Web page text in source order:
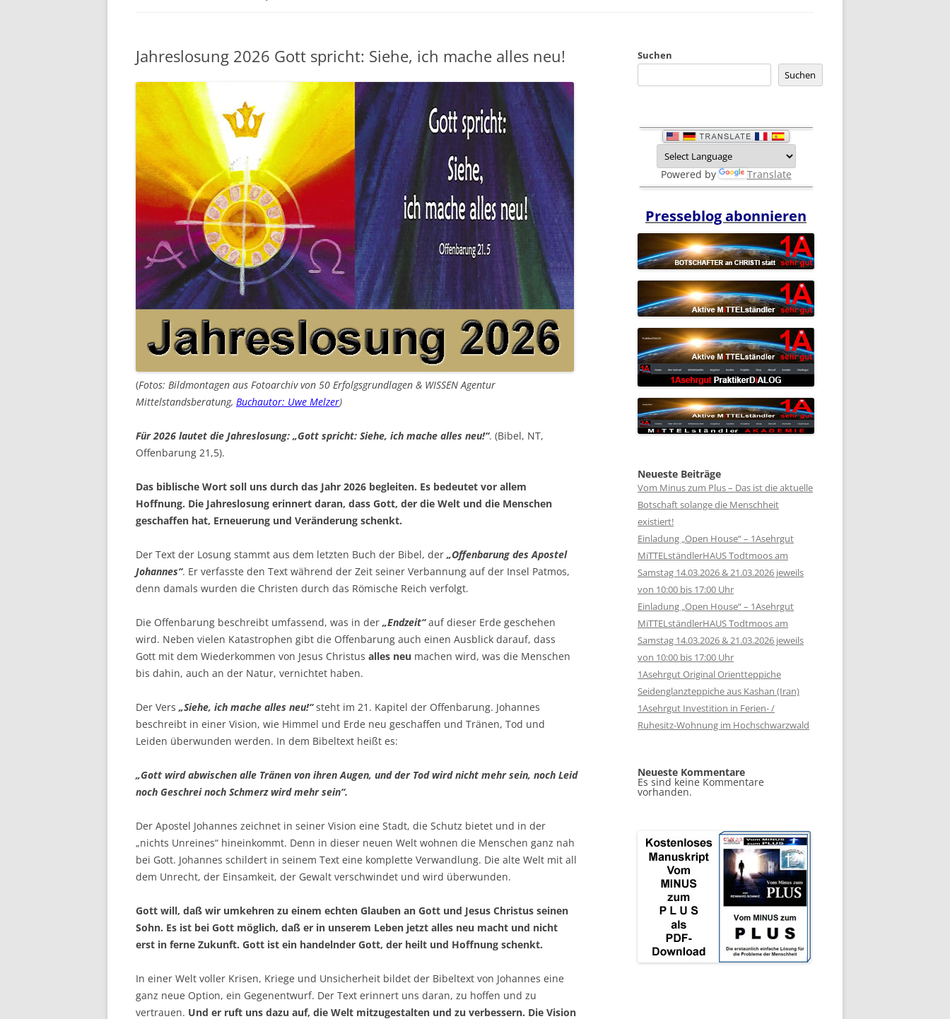
Jahreslosung 2026 Gott spricht: Siehe, ich mache alles neu!
(Fotos: Bildmontagen aus Fotoarchiv von 50 Erfolgsgrundlagen & WISSEN Agentur
Mittelstandsberatung, Buchautor: Uwe Melzer)
Für 2026 lautet die Jahreslosung: „Gott spricht: Siehe, ich mache alles neu!“. (Bibel, NT,
Offenbarung 21,5).
Das biblische Wort soll uns durch das Jahr 2026 begleiten. Es bedeutet vor allem
Hoffnung. Die Jahreslosung erinnert daran, dass Gott, der die Welt und die Menschen
geschaffen hat, Erneuerung und Veränderung schenkt.
Der Text der Losung stammt aus dem letzten Buch der Bibel, der „Offenbarung des Apostel
Johannes“. Er verfasste den Text während der Zeit seiner Verbannung auf der Insel Patmos,
denn damals wurden die Christen durch das Römische Reich verfolgt.
Die Offenbarung beschreibt umfassend, was in der „Endzeit“auf dieser Erde geschehen
wird. Neben vielen Katastrophen gibt die Offenbarung auch einen Ausblick darauf, dass
Gott mit dem Wiederkommen von Jesus Christus alles neu machen wird, was die Menschen
bis dahin, auch an der Natur, vernichtet haben.
Der Vers „Siehe, ich mache alles neu!“steht im 21. Kapitel der Offenbarung. Johannes
beschreibt in einer Vision, wie Himmel und Erde neu geschaffen und Tränen, Tod und
Leiden überwunden werden. In dem Bibeltext heißt es:
„Gott wird abwischen alle Tränen von ihren Augen, und der Tod wird nicht mehr sein, noch Leid
noch Geschrei noch Schmerz wird mehr sein“.
Der Apostel Johannes zeichnet in seiner Vision eine Stadt, die Schutz bietet und in der
„nichts Unreines“ hineinkommt. Denn in dieser neuen Welt wohnen die Menschen ganz nah
bei Gott. Johannes schildert in seinem Text eine komplette Verwandlung. Die alte Welt mit all
dem Unrecht, der Einsamkeit, der Gewalt verschwindet und wird überwunden.
Gott will, daß wir umkehren zu einem echten Glauben an Gott und Jesus Christus seinen
Sohn. Es ist bei Gott möglich, daß er in unserem Leben jetzt alles neu macht und nicht
erst in ferne Zukunft. Gott ist ein handelnder Gott, der heilt und Hoffnung schenkt.
In einer Welt voller Krisen, Kriege und Unsicherheit bildet der Bibeltext von Johannes eine
ganz neue Option, ein Gegenentwurf. Der Text erinnert uns daran, zu hoffen und zu
vertrauen. Und er ruft uns dazu auf, die Welt mitzugestalten und zu verbessern. Die Vision
Suchen
Suchen
Powered by Translate
Presseblog abonnieren
Neueste Beiträge
Vom Minus zum Plus – Das ist die aktuelle
Botschaft solange die Menschheit
existiert!
Einladung „Open House“ – 1Asehrgut
MiTTELständlerHAUS Todtmoos am
Samstag 14.03.2026 & 21.03.2026 jeweils
von 10:00 bis 17:00 Uhr
Einladung „Open House“ – 1Asehrgut
MiTTELständlerHAUS Todtmoos am
Samstag 14.03.2026 & 21.03.2026 jeweils
von 10:00 bis 17:00 Uhr
1Asehrgut Original Orientteppiche
Seidenglanzteppiche aus Kashan (Iran)
1Asehrgut Investition in Ferien- /
Ruhesitz-Wohnung im Hochschwarzwald
Neueste Kommentare
Es sind keine Kommentare
vorhanden.